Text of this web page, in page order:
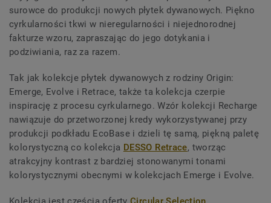
surowce do produkcji nowych płytek dywanowych. Piękno
cyrkularności tkwi w nieregularności i niejednorodnej
fakturze wzoru, zapraszając do jego dotykania i
podziwiania, raz za razem.
Tak jak kolekcje płytek dywanowych z rodziny Origin:
Emerge, Evolve i Retrace, także ta kolekcja czerpie
inspirację z procesu cyrkularnego. Wzór kolekcji Recharge
nawiązuje do przetworzonej kredy wykorzystywanej przy
produkcji podkładu EcoBase i dzieli tę samą, piękną paletę
kolorystyczną co kolekcja DESSO Retrace, tworząc
atrakcyjny kontrast z bardziej stonowanymi tonami
kolorystycznymi obecnymi w kolekcjach Emerge i Evolve.